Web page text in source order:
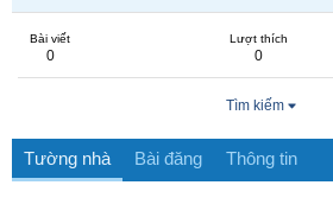
Bài viết
0
Lượt thích
0
Tìm kiếm
Tường nhà Bài đăng Thông tin